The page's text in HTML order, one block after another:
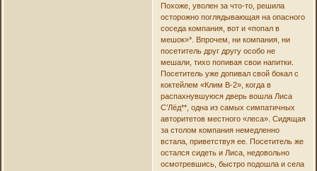
Похоже, уволен за что-то, решила
осторожно поглядывающая на опасного
соседа компания, вот и «попал в
мешок»*. Впрочем, ни компания, ни
посетитель друг другу особо не
мешали, тихо попивая свои напитки.
Посетитель уже допивал свой бокал с
коктейлем «Клим В-2», когда в
распахнувшуюся дверь вошла Лиса
С’Лёд**, одна из самых симпатичных
авторитетов местного «леса». Сидящая
за столом компания немедленно
встала, приветствуя ее. Посетитель же
остался сидеть и Лиса, недовольно
осмотревшись, быстро подошла и села